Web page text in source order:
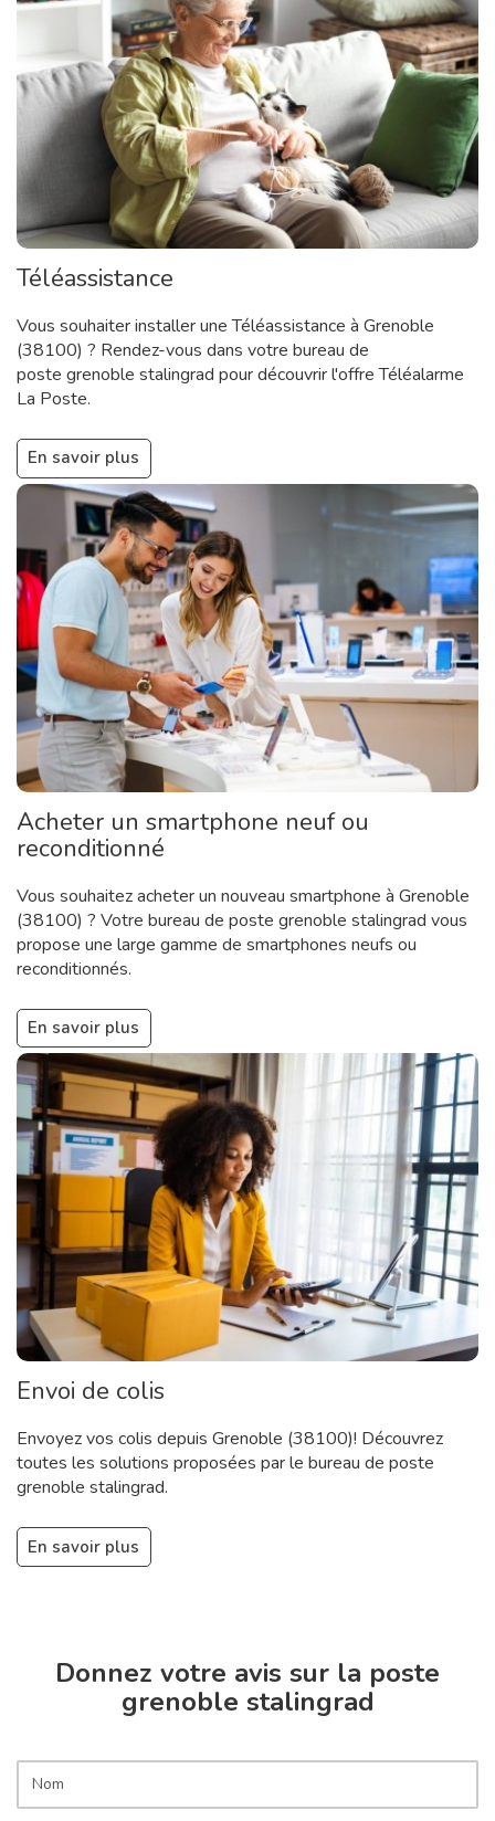
Téléassistance
Vous souhaiter installer une Téléassistance à Grenoble
(38100) ? Rendez-vous dans votre bureau de
poste grenoble stalingrad pour découvrir l'offre Téléalarme
La Poste.
En savoir plus
Acheter un smartphone neuf ou
reconditionné
Vous souhaitez acheter un nouveau smartphone à Grenoble
(38100) ? Votre bureau de poste grenoble stalingrad vous
propose une large gamme de smartphones neufs ou
reconditionnés.
En savoir plus
Envoi de colis
Envoyez vos colis depuis Grenoble (38100)! Découvrez
toutes les solutions proposées par le bureau de poste
grenoble stalingrad.
En savoir plus
Donnez votre avis sur la poste
grenoble stalingrad